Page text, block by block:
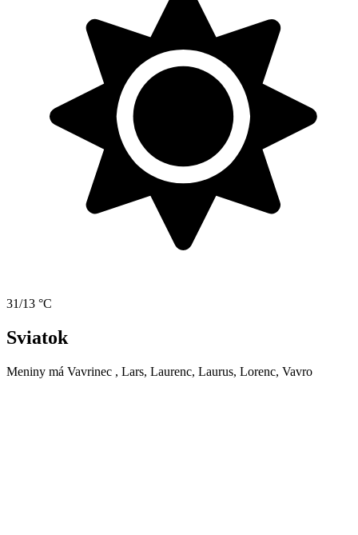
31/13 °C
Sviatok
Meniny má Vavrinec , Lars, Laurenc, Laurus, Lorenc, Vavro